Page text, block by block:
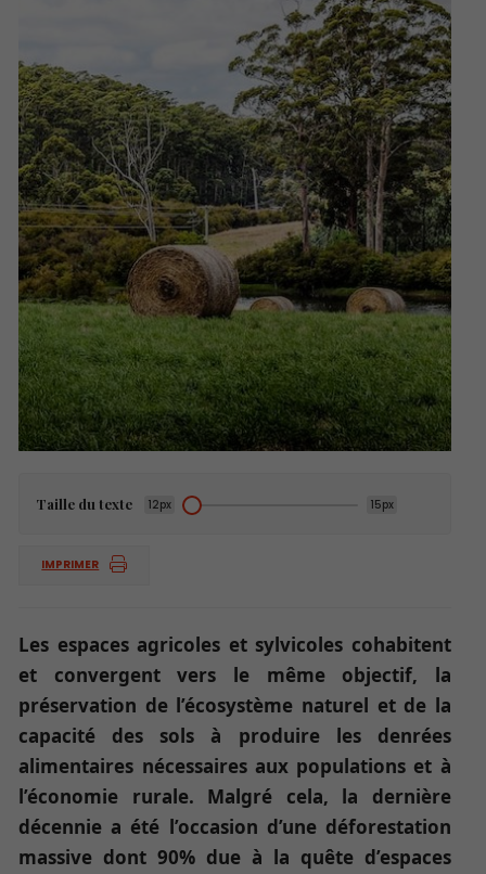
Taille du texte 12px 15px
IMPRIMER
Les espaces agricoles et sylvicoles cohabitent
et convergent vers le même objectif, la
préservation de l’écosystème naturel et de la
capacité des sols à produire les denrées
alimentaires nécessaires aux populations et à
l’économie rurale. Malgré cela, la dernière
décennie a été l’occasion d’une déforestation
massive dont 90% due à la quête d’espaces